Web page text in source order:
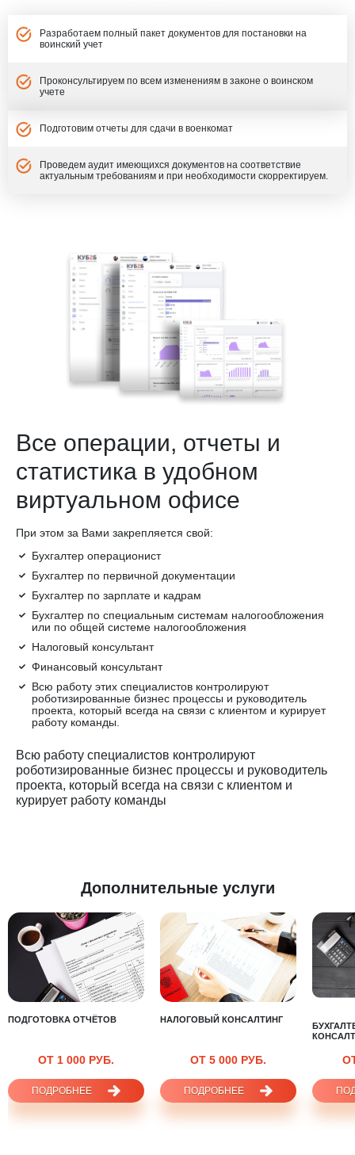
Разработаем полный пакет документов для постановки на
воинский учет
Проконсультируем по всем изменениям в законе о воинском
учете
Подготовим отчеты для сдачи в военкомат
Проведем аудит имеющихся документов на соответствие
актуальным требованиям и при необходимости скорректируем.
Все операции, отчеты и
статистика в удобном
виртуальном офисе
При этом за Вами закрепляется свой:
Бухгалтер операционист
Бухгалтер по первичной документации
Бухгалтер по зарплате и кадрам
Бухгалтер по специальным системам налогообложения
или по общей системе налогообложения
Налоговый консультант
Финансовый консультант
Всю работу этих специалистов контролируют
роботизированные бизнес процессы и руководитель
проекта, который всегда на связи с клиентом и курирует
работу команды.
Всю работу специалистов контролируют
роботизированные бизнес процессы и руководитель
проекта, который всегда на связи с клиентом и
курирует работу команды
Дополнительные услуги
ПОДГОТОВКА ОТЧЁТОВ
ОТ 1 000 РУБ.
ПОДРОБНЕЕ
НАЛОГОВЫЙ КОНСАЛТИНГ
ОТ 5 000 РУБ.
ПОДРОБНЕЕ